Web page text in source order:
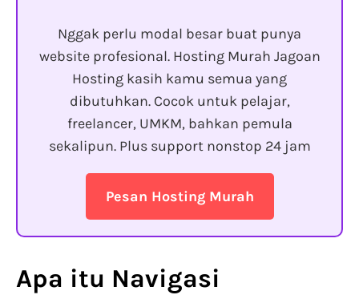
Nggak perlu modal besar buat punya
website profesional. Hosting Murah Jagoan
Hosting kasih kamu semua yang
dibutuhkan. Cocok untuk pelajar,
freelancer, UMKM, bahkan pemula
sekalipun. Plus support nonstop 24 jam
Pesan Hosting Murah
Apa itu Navigasi